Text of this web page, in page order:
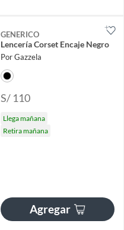
GENERICO
Lencería Corset Encaje Negro
Por Gazzela
S/ 110
Llega mañana
Retira mañana
Agregar